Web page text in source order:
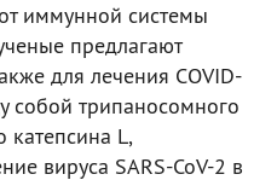
иммунной системы
предлагают
для лечения COVID-
собой трипаносомного
катепсина L,
вируса SARS-CoV-2 в